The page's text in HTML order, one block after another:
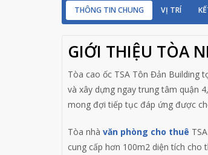
THÔNG TIN CHUNG VỊ TRÍ
GIỚI THIỆU TÒA
Tòa cao ốc TSA Tôn Đản Building
và xây dựng ngay trung tâm quận
mong đợi tiếp tục đáp ứng được
Tòa nhà văn phòng cho thuê
cung cấp hơn 100m2 diện tích